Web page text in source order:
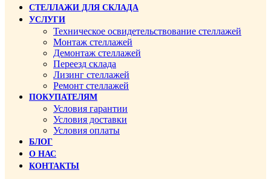
СТЕЛЛАЖИ ДЛЯ СКЛАДА
УСЛУГИ
Техническое освидетельствование стеллажей
Монтаж стеллажей
Демонтаж стеллажей
Переезд склада
Лизинг стеллажей
Ремонт стеллажей
ПОКУПАТЕЛЯМ
Условия гарантии
Условия доставки
Условия оплаты
БЛОГ
О НАС
КОНТАКТЫ